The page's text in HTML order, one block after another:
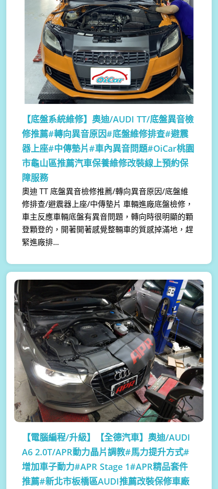
【底盤系統維修】奧迪/AUDI TT/底盤異音檢
修推薦#轉向異音原因#底盤維修排查#避震
器上座#中傳墊片#車內異音問題#OiCar桃園
市龜山區推薦汽車保養維修改裝線上預約保
障服務
奧迪 TT 底盤異音檢修推薦/轉向異音原因/底盤維
修排查/避震器上座/中傳墊片 車輛進廠底盤檢修，
車主反應車輛底盤有異音問題，轉向時很明顯的顆
登顆登的，開著開著感覺整輛車的質感掉滿地，趕
緊進廠排...
【電腦編程/升級】
【全德汽車】奧迪/AUDI
A6 2.0T/APR動力晶片調教#馬力提升方式#
增加車子動力#APR Stage 1#APR精品套件
推薦#新北市板橋區AUDI推薦改裝保修車廠